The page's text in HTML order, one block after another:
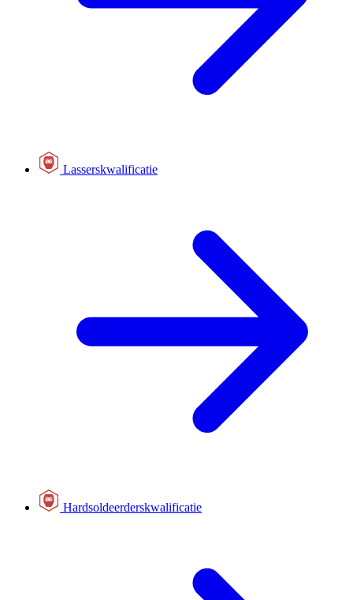
Lasserskwalificatie
Hardsoldeerderskwalificatie